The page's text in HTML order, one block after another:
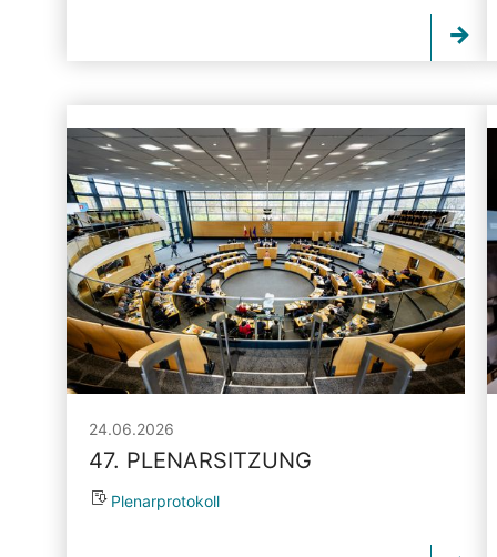
24.06.2026
47. PLENARSITZUNG
Plenarprotokoll